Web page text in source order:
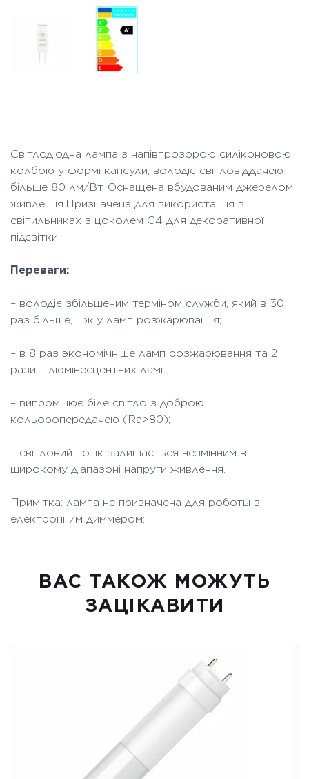
Світлодіодна лампа з напівпрозорою силіконовою
колбою у формі капсули, володіє світловіддачею
більше 80 лм/Вт. Оснащена вбудованим джерелом
живлення.Призначена для використання в
світильниках з цоколем G4 для декоративної
підсвітки.
Переваги:
– володіє збільшеним терміном служби, який в 30
раз більше, ніж у ламп розжарювання;
– в 8 раз экономічніше ламп розжарювання та 2
рази – люмінесцентних ламп;
– випромінює біле світло з доброю
кольоропередачею (Ra>80);
– світловий потік залишається незмінним в
широкому діапазоні напруги живлення.
Примітка: лампа не призначена для роботы з
електронним диммером;
ВАC ТАКОЖ МОЖУТЬ
ЗАЦІКАВИТИ